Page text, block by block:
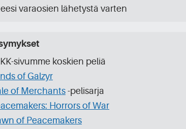
varaosien lähetystä varten
sivumme koskien peliä
of Galzyr
of Merchants -pelisarja
Horrors of War
of Peacemakers